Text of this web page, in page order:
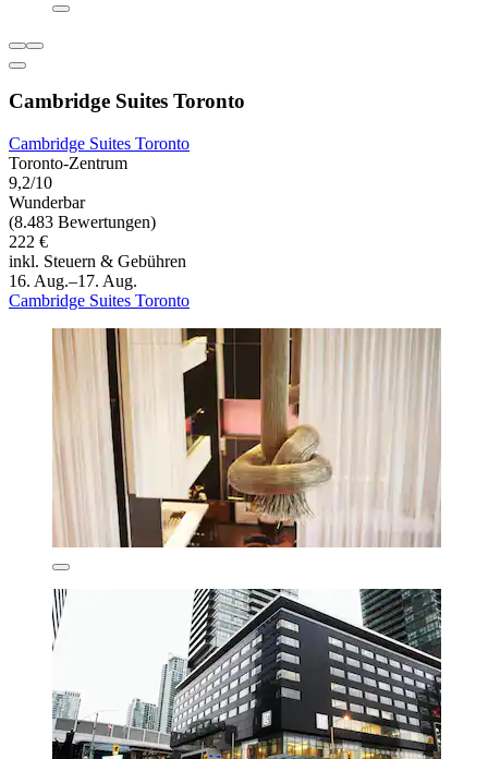
Cambridge Suites Toronto
Cambridge Suites Toronto
Toronto-Zentrum
9,2/10
Wunderbar
(8.483 Bewertungen)
222 €
inkl. Steuern & Gebühren
16. Aug.–17. Aug.
Cambridge Suites Toronto